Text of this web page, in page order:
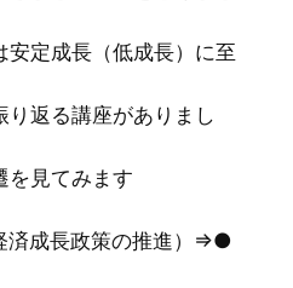
安定成長（低成長）に至
り返る講座がありまし
見てみます
成長政策の推進）⇒●